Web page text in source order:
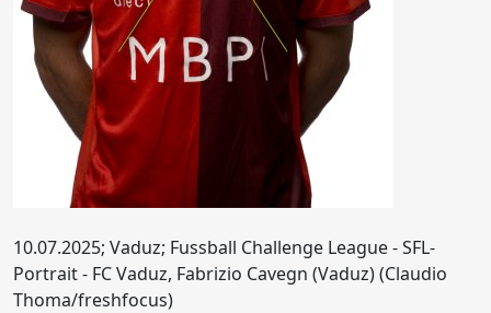
10.07.2025; Vaduz; Fussball Challenge League - SFL-
Portrait - FC Vaduz, Fabrizio Cavegn (Vaduz) (Claudio
Thoma/freshfocus)